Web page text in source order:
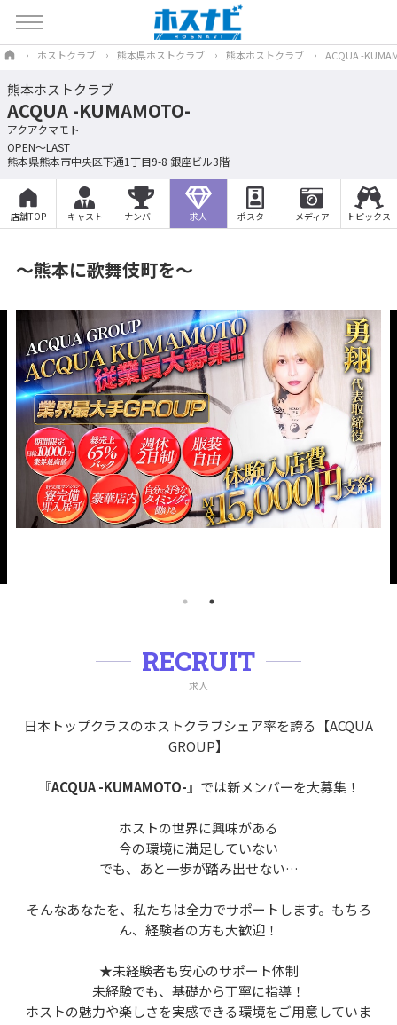
ホストクラブ 熊本県ホストクラブ 熊本ホストクラブ ACQUA -
熊本ホストクラブ
ACQUA -KUMAMOTO-
アクアクマモト
OPEN～LAST
熊本県熊本市中央区下通1丁目9-8 銀座ビル3階
店舗TOP キャスト ナンバー 求人 ポスター メディア トピックス
～熊本に歌舞伎町を～
RECRUIT
求人
日本トップクラスのホストクラブシェア率を誇る【ACQUA
GROUP】
『ACQUA -KUMAMOTO-』では新メンバーを大募集！
ホストの世界に興味がある
今の環境に満足していない
でも、あと一歩が踏み出せない…
そんなあなたを、私たちは全力でサポートします。もちろ
ん、経験者の方も大歓迎！
★未経験者も安心のサポート体制
未経験でも、基礎から丁寧に指導！
ホストの魅力や楽しさを実感できる環境をご用意していま